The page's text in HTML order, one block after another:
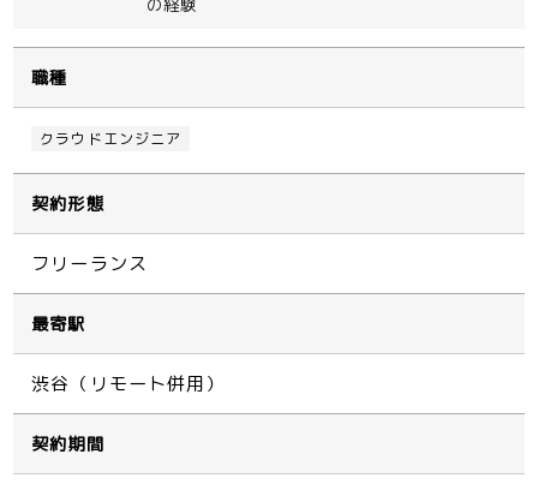
の経験
職種
クラウドエンジニア
契約形態
フリーランス
最寄駅
渋谷（リモート併用）
契約期間